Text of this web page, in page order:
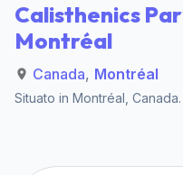
Calisthenics
Montréal
Canada, Montréal
Situato in Montréal Canada.